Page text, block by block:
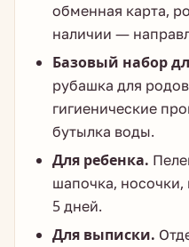
обменная карта,
наличии —
Базовый набор
рубашка для
гигиенические
бутылка воды.
Для ребенка.
шапочка, носочки,
5 дней.
Для выписки.